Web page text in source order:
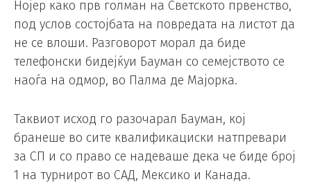
Нојер како прв голман на Светското првенство,
под услов состојбата на повредата на листот да
не се влоши. Разговорот морал да биде
телефонски бидејќуи Бауман со семејството се
наоѓа на одмор, во Палма де Мајорка.
Таквиот исход го разочарал Бауман, кој
бранеше во сите квалификациски натпревари
за СП и со право се надеваше дека че биде број
1 на турнирот во САД, Мексико и Канада.